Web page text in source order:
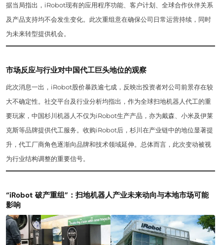
据当局指出，iRobot现有的应用程序功能、客户计划、全球合作伙伴关系
及产品支持均不会发生变化。此次重组意在确保公司日常运营持续，同时
为未来转型提供机会。
市场反应与行业对中国代工巨头地位的观察
此次消息一出，iRobot股价暴跌逾七成，反映出投资者对公司前景存在较
大不确定性。社交平台及行业分析均指出，作为全球扫地机器人代工的重
要玩家，中国杉川机器人不仅为iRobot生产产品，亦为戴森、小米及伊莱
克斯等品牌提供代工服务。收购iRobot后，杉川在产业链中的地位显著提
升，代工厂商角色逐渐向品牌和技术领域延伸。总体而言，此次变动被视
为行业结构调整的重要信号。
“iRobot 破产重组”：扫地机器人产业未来动向与本地市场可能
影响